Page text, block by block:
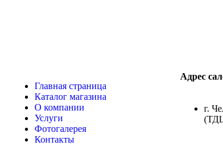
Главная страница
Каталог магазина
О компании
Услуги
Фотогалерея
Контакты
Адрес
г.